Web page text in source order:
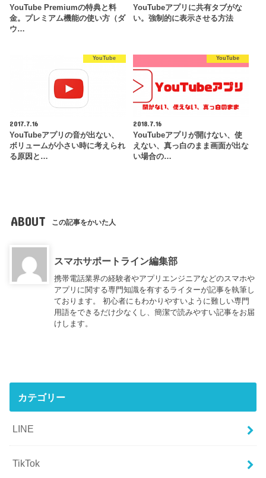
YouTube Premiumの特典と料
金。プレミアム機能の使い方（ダ
ウ…
YouTubeアプリに共有タブがな
い。強制的に表示させる方法
YouTube
2017.7.16
YouTubeアプリの音が出ない、
ボリュームが小さい時に考えられ
る原因と…
YouTube
2018.7.16
YouTubeアプリが開けない、使
えない、真っ白のまま画面が出な
い場合の…
ABOUT この記事をかいた人
スマホサポートライン編集部
携帯電話業界の経験者やアプリエンジニアなどのスマホや
アプリに関する専門知識を有するライターが記事を執筆し
ております。 初心者にもわかりやすいように難しい専門
用語をできるだけ少なくし、簡潔で読みやすい記事をお届
けします。
カテゴリー
LINE
TikTok